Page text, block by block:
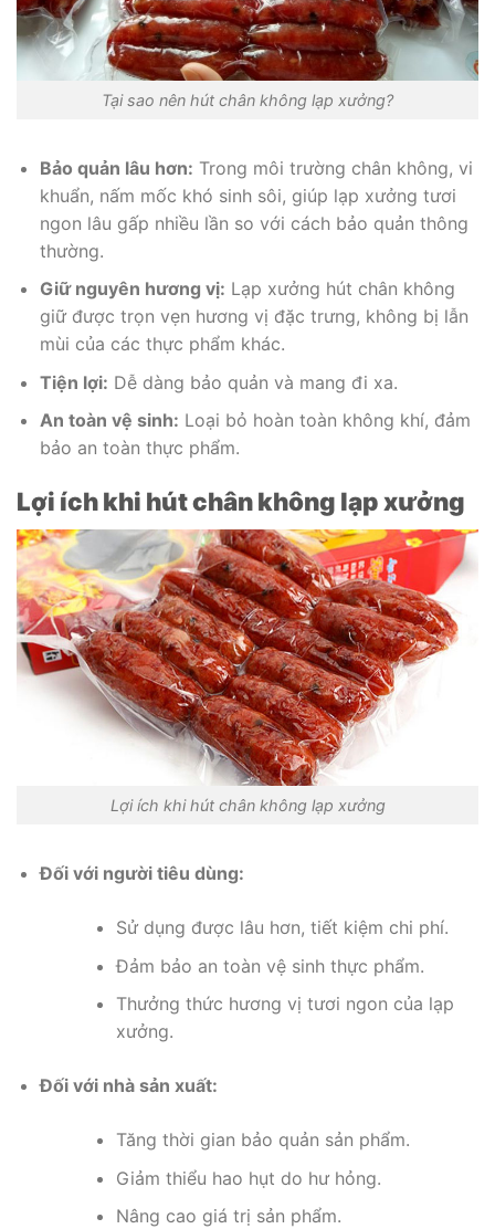
Tại sao nên hút chân không lạp xưởng?
Bảo quản lâu hơn: Trong môi trường chân không, vi
khuẩn, nấm mốc khó sinh sôi, giúp lạp xưởng tươi
ngon lâu gấp nhiều lần so với cách bảo quản thông
thường.
Giữ nguyên hương vị: Lạp xưởng hút chân không
giữ được trọn vẹn hương vị đặc trưng, không bị lẫn
mùi của các thực phẩm khác.
Tiện lợi: Dễ dàng bảo quản và mang đi xa.
An toàn vệ sinh: Loại bỏ hoàn toàn không khí, đảm
bảo an toàn thực phẩm.
Lợi ích khi hút chân không lạp xưởng
Lợi ích khi hút chân không lạp xưởng
Đối với người tiêu dùng:
Sử dụng được lâu hơn, tiết kiệm chi phí.
Đảm bảo an toàn vệ sinh thực phẩm.
Thưởng thức hương vị tươi ngon của lạp
xưởng.
Đối với nhà sản xuất:
Tăng thời gian bảo quản sản phẩm.
Giảm thiểu hao hụt do hư hỏng.
Nâng cao giá trị sản phẩm.